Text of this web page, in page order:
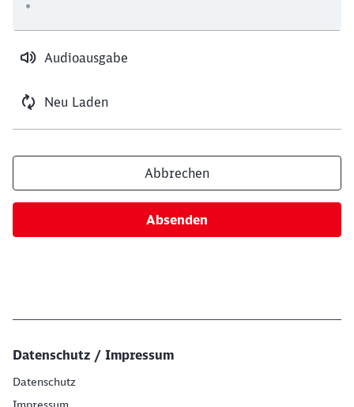
Audioausgabe
Neu Laden
*
Abbrechen
Absenden
Datenschutz / Impressum
Datenschutz